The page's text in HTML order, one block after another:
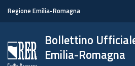
Regione Emilia-Romagna
Bollettino
Emilia-Romagna